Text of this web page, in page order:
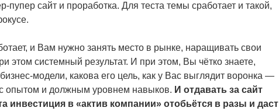
пупер сайт и проработка. Для теста темы сработает и такой,
и Вам нужно занять место в рынке, наращивать свои
этом системный результат. И при этом, Вы чётко знаете,
модели, какова его цель, как у Вас выглядит воронка —
опытом и должным уровнем навыков. И отдавать за сайт
инвестиция в «актив компании» отобьётся в разы и даст